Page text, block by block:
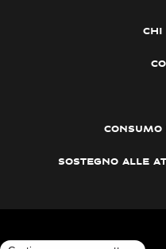
chi
sostegno alle